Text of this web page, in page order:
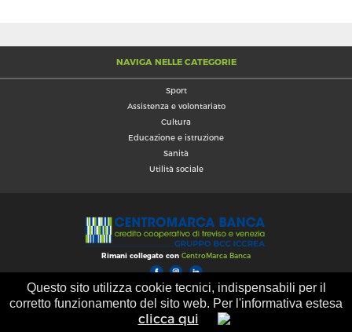
NAVIGA NELLE CATEGORIE
Sport
Assistenza e volontariato
Cultura
Educazione e istruzione
Sanità
Utilità sociale
Rimani collegato conCentroMarca Banca
Privacy
Consensus srl & Designed by
Questo sito utilizza cookie tecnici, indispensabili per il
corretto funzionamento del sito web. Per l'informativa estesa
clicca qui